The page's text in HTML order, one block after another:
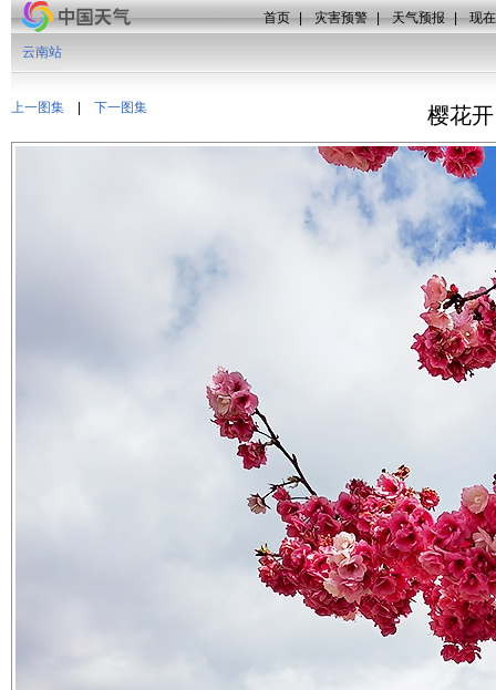
首页 | 灾害预警 | 天气预报 | 现
上一图集 下一图集
云南站
樱花